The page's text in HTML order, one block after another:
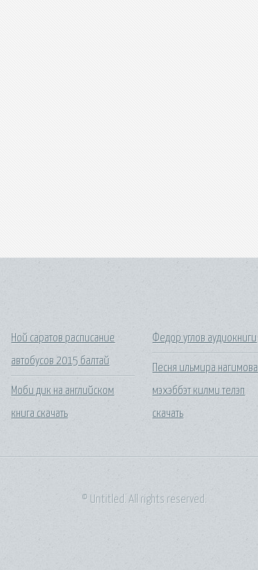
Ной саратов расписание
автобусов 2015 балтай
Моби дик на английском
книга скачать
Федор углов аудиокниги
Песня ильмира нагимова
мэхэббэт килми телэп
скачать
© Untitled. All rights reserved.